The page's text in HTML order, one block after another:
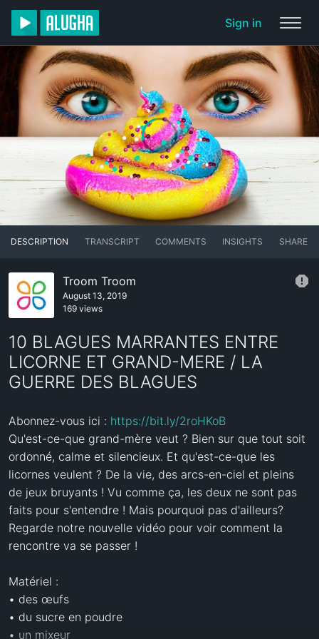
Sign in
DESCRIPTION TRANSCRIPT COMMENTS INSIGHTS SHARE
Troom Troom
August 13, 2019
169 views
10 BLAGUES MARRANTES ENTRE
LICORNE ET GRAND-MERE / LA
GUERRE DES BLAGUES
Abonnez-vous ici : https://bit.ly/2roHKoB
Qu'est-ce-que grand-mère veut ? Bien sur que tout soit
ordonné, calme et silencieux. Et qu'est-ce-que les
licornes veulent ? De la vie, des arcs-en-ciel et pleins
de jeux bruyants ! Vu comme ça, les deux ne sont pas
faits pour s'entendre ! Mais pourquoi pas d'ailleurs?
Regarde notre nouvelle vidéo pour voir comment la
rencontre va se passer !
Matériel :
• des œufs
• du sucre en poudre
• un mixeur